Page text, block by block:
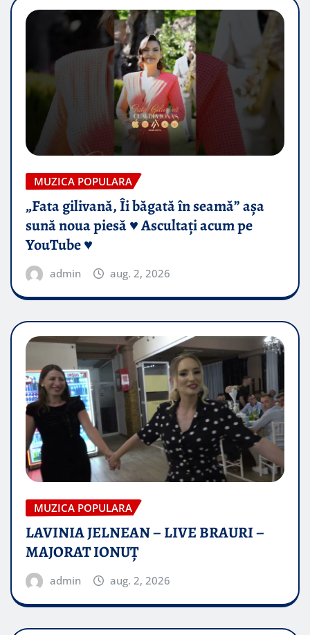
MUZICA POPULARA
„Fata gilivană, Îi băgată în seamă” așa
sună noua piesă ♥️ Ascultați acum pe
YouTube ♥️
admin aug. 2, 2026
MUZICA POPULARA
LAVINIA JELNEAN – LIVE BRAURI –
MAJORAT IONUŢ
admin aug. 2, 2026